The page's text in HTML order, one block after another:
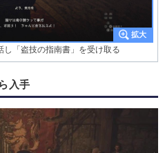
し「盗技の指南書」を受け取る
入手